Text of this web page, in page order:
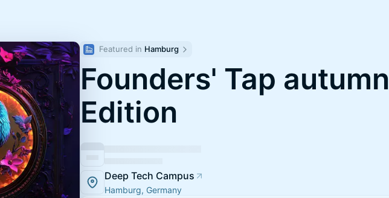
Featured in Hamburg
Founders' Tap autumn
Edition
Deep Tech Campus
Hamburg, Germany